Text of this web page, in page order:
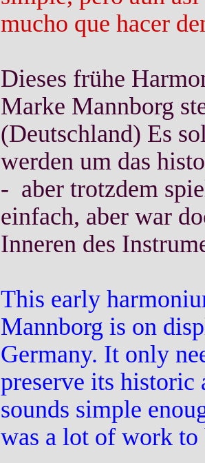
▼
▼
mucho que hacer
Dieses frühe
Marke Mannborg
(Deutschland) Es
werden um das
- aber trotzdem
einfach, aber war
Inneren des
This early
Mannborg is on
Germany. It only
preserve its historic
sounds simple
was a lot of work to